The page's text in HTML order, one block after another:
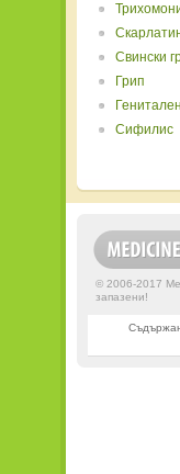
Свински
Грип
Сифилис
© 2006-2017
запазени!